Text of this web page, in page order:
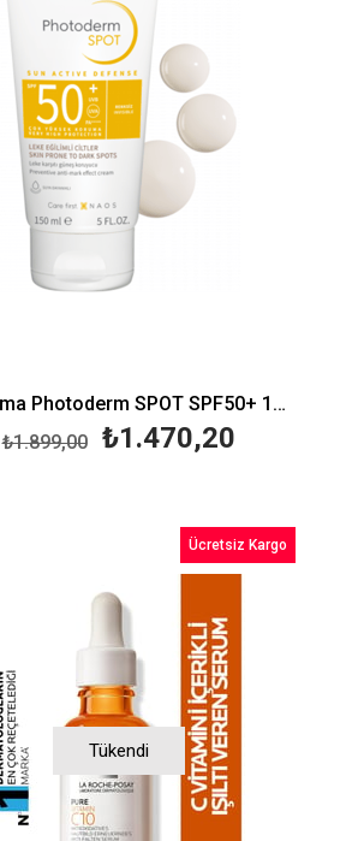
Bioderma Photoderm SPOT SPF50+ 150ml
₺1.470,20
₺1.899,00
Tükendi
Ücretsiz Kargo